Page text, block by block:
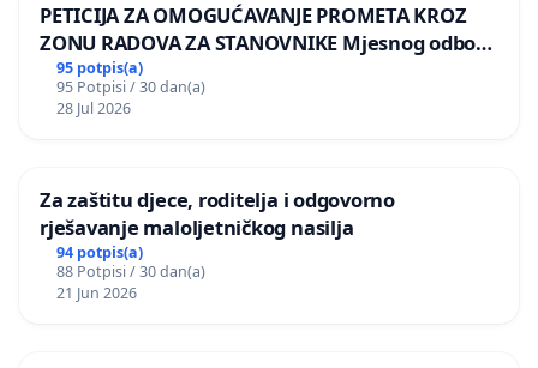
PETICIJA ZA OMOGUĆAVANJE PROMETA KROZ
ZONU RADOVA ZA STANOVNIKE Mjesnog odbora
Kamensko i Lemić Brdo
95 potpis(a)
95 Potpisi / 30 dan(a)
28 Jul 2026
Za zaštitu djece, roditelja i odgovorno
rješavanje maloljetničkog nasilja
94 potpis(a)
88 Potpisi / 30 dan(a)
21 Jun 2026